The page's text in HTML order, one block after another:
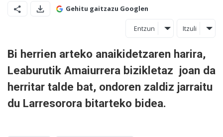
Gehitu gaitzazu Googlen
Entzun Itzuli
Bi herrien arteko anaikidetzaren harira,
Leaburutik Amaiurrera bizikletaz joan da
herritar talde bat, ondoren zaldiz jarraitu
du Larresorora bitarteko bidea.